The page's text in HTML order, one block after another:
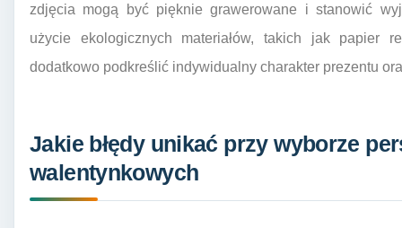
zdjęcia mogą być pięknie grawerowane i stanowić
użycie ekologicznych materiałów, takich jak papier
dodatkowo podkreślić indywidualny charakter prezentu
Jakie błędy unikać przy wyborze
walentynkowych